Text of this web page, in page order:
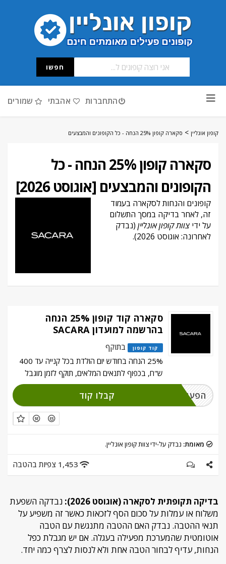
חפשו
לתוכן
שמורים אהבתי התחברות
קופון אונליין > סקארה קופון 25% הנחה - כל הקופונים והמבצעים
סקארה קופון 25% הנחה - כל
הקופונים והמבצעים [אוגוסט 2026]
קופונים והנחות לסקארה בעמוד
זה, לאחר בדיקה במסך התשלום
על ידי צוות קופון אונליין (נבדק
לאחרונה: אוגוסט 2026).
סקארה קוד קופון 25% הנחה
בהרשמה למועדון SACARA
קוד קופון
בתוקף
25% הנחה בחודש יום הולדת בכל קנייה עד 400
ש"ח, בכפוף לתנאים המלאים, תוקף לזמן מוגבל
הפעילו והירשמו קבלו קוד
מאומת: נבדק על-ידי צוות קופון אונליין.
1,453 צפיות בהטבה
בדיקה תקופתית לסקארה (אוגוסט 2026):
נבדקה השפעת
משלוח או עמלות על סכום הסף לזכאות כאשר זה משפיע על
תנאי ההטבה. נבדק האם ההטבה מתנגשת עם הטבה
אוטומטית שהמערכת מפעילה בעגלה. אם יש מגבלת כפל
הנחות, עדיף לבחור הטבה אחת ולא לנסות לצרף כמה יחד.